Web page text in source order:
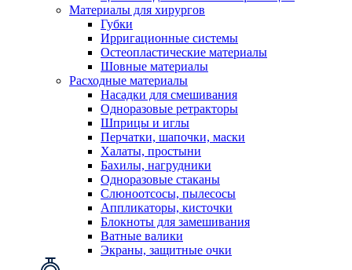
Материалы для хирургов
Губки
Ирригационные системы
Остеопластические материалы
Шовные материалы
Расходные материалы
Насадки для смешивания
Одноразовые ретракторы
Шприцы и иглы
Перчатки, шапочки, маски
Халаты, простыни
Бахилы, нагрудники
Одноразовые стаканы
Слюноотсосы, пылесосы
Аппликаторы, кисточки
Блокноты для замешивания
Ватные валики
Экраны, защитные очки